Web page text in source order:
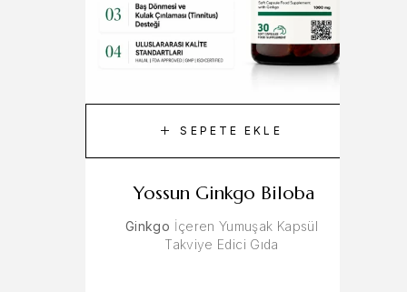
SEPETE EKLE
Yossun Ginkgo Biloba
Ginkgo İçeren Yumuşak Kapsül
Takviye Edici Gıda